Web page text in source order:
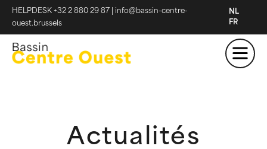
HELPDESK +32 2 880 29 87
info@bassin-centre-
ouest.brussels
NL
FR
Actualités